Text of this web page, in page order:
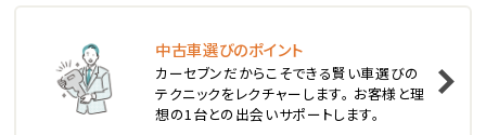
2位
スバル
レガシィツーリングワゴン
中古車選びのポイント
カーセブンだからこそできる賢い車選びの
テクニックをレクチャーします。 お客様と理
想の1台との出会いサポートします。